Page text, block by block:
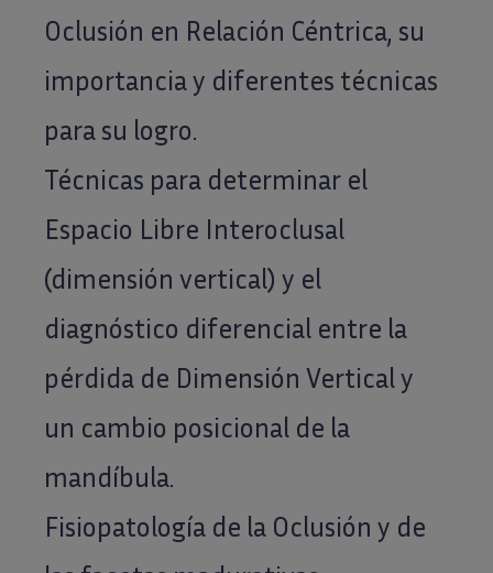
Oclusión en Relación Céntrica, su
importancia y diferentes técnicas
para su logro.
Técnicas para determinar el
Espacio Libre Interoclusal
(dimensión vertical) y el
diagnóstico diferencial entre la
pérdida de Dimensión Vertical y
un cambio posicional de la
mandíbula.
Fisiopatología de la Oclusión y de